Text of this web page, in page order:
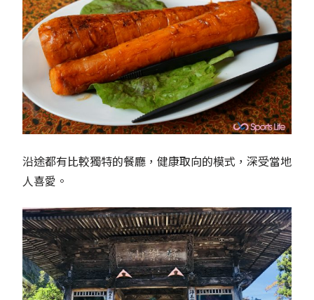
沿途都有比較獨特的餐廳，健康取向的模式，深受當地
人喜愛。